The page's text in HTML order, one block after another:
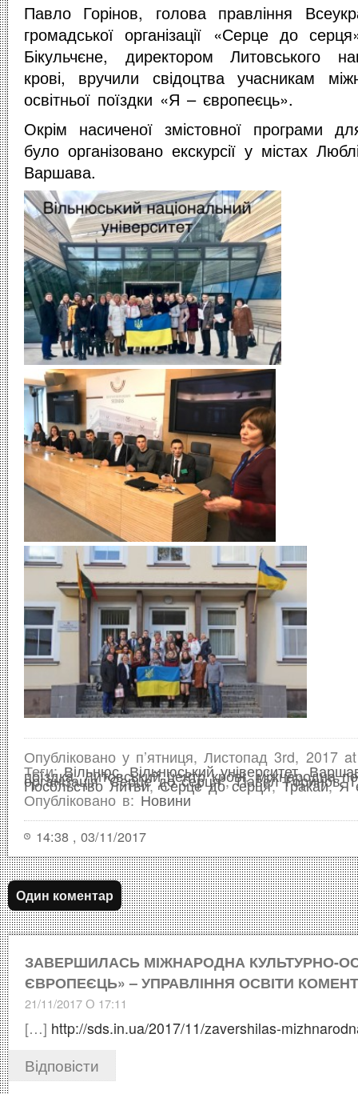
Павло Горінов, голова правління
громадської організації «Серце до
Бікульчєне, директором Литовського
крові, вручили свідоцтва учасникам
освітньої поїздки «Я – європеєць».
Окрім насиченої змістовної програми
було організовано екскурсії у містах
Варшава.
Опубліковано у п’ятниця, Листопад 3rd, 2017
Теги:Вільнюс,Вільнюський університет,
поїздка,Литовський центр крові,міжнародна
організація "Серце до серця",Павел Горинов,
Посольство Литви,Серце до серця,Тракай,Я
Опубліковано в: Новини
14:38 , 03/11/2017
Один коментар
ЗАВЕРШИЛАСЬ МІЖНАРОДНА КУЛЬТУРНО-
ЄВРОПЕЄЦЬ» – УПРАВЛІННЯ ОСВІТИ
21/11/2017 О 17:11
[…] http://sds.in.ua/2017/11/zavershilas-
Відповіcти